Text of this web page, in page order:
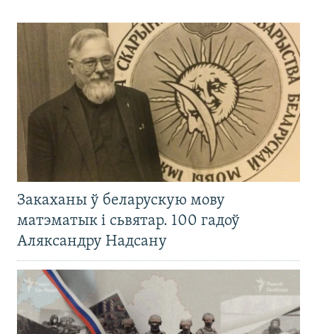
Закаханы ў беларускую мову
матэматык і сьвятар. 100 гадоў
Аляксандру Надсану